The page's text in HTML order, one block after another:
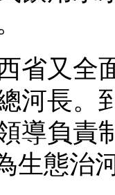
又全面
河長。
導負責
生態治